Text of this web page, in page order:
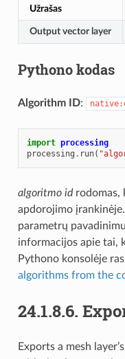
Užrašas
Output vector layer
Pythono kodas
Algorithm ID:
import processing
processing . run(
algoritmo idrodomas,
apdorojimo įrankinėje.
parametrų
informacijos apie tai,
Pythono konsolėje
algorithms from the
24.1.8.6.
Exports a mesh